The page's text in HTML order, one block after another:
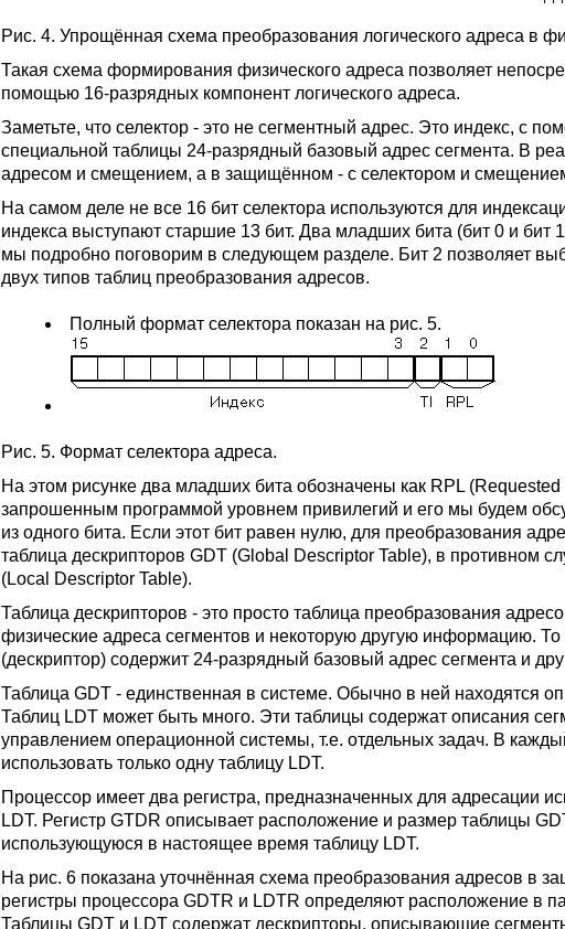
Рис. 4. Упрощённая схема преобразования логического адреса в
Такая схема формирования физического адреса позволяет
помощью 16-разрядных компонент логического адреса.
Заметьте, что селектор - это не сегментный адрес. Это индекс, с
специальной таблицы 24-разрядный базовый адрес сегмента. В
адресом и смещением, а в защищённом - с селектором и
На самом деле не все 16 бит селектора используются для
индекса выступают старшие 13 бит. Два младших бита (бит 0 и бит
мы подробно поговорим в следующем разделе. Бит 2 позволяет
двух типов таблиц преобразования адресов.
Полный формат селектора показан на рис. 5.
Рис. 5. Формат селектора адреса.
На этом рисунке два младших бита обозначены как RPL
запрошенным программой уровнем привилегий и его мы будем
из одного бита. Если этот бит равен нулю, для преобразования
таблица дескрипторов GDT (Global Descriptor Table), в противном
(Local Descriptor Table).
Таблица дескрипторов - это просто таблица преобразования
физические адреса сегментов и некоторую другую информацию.
(дескриптор) содержит 24-разрядный базовый адрес сегмента и
Таблица GDT - единственная в системе. Обычно в ней находятся
Таблиц LDT может быть много. Эти таблицы содержат описания
управлением операционной системы, т.е. отдельных задач. В
использовать только одну таблицу LDT.
Процессор имеет два регистра, предназначенных для адресации
LDT. Регистр GTDR описывает расположение и размер таблицы
использующуюся в настоящее время таблицу LDT.
На рис. 6 показана уточнённая схема преобразования адресов в
регистры процессора GDTR и LDTR определяют расположение в
Таблицы GDT и LDT содержат дескрипторы, описывающие